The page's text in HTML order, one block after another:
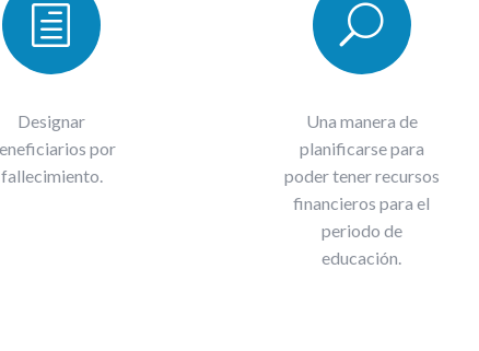
h
Designar
por
fallecimiento.
U
Una manera de
planificarse para
poder tener recursos
financieros para el
periodo de
educación.